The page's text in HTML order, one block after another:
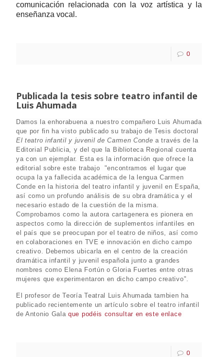
comunicación relacionada con la voz artística y la
enseñanza vocal.
0
Publicada la tesis sobre teatro infantil de
Luis Ahumada
Damos la enhorabuena a nuestro compañero Luis Ahumada
que por fin ha visto publicado su trabajo de Tesis doctoral
El teatro infantil y juvenil de Carmen Conde a través de la
Editorial Publicia, y del que la Biblioteca Regional cuenta
ya con un ejemplar. Esta es la información que ofrece la
editorial sobre este trabajo "encontramos el lugar que
ocupa la ya fallecida académica de la lengua Carmen
Conde en la historia del teatro infantil y juvenil en España,
así como un profundo análisis de su obra dramática y el
necesario estado de la cuestión de la misma.
Comprobamos como la autora cartagenera es pionera en
aspectos como la dirección de suplementos infantiles en
el país que se preocupan por el teatro de niños, así como
en colaboraciones en TVE e innovación en dicho campo
creativo. Debemos ubicarla en el centro de la creación
dramática infantil y juvenil española junto a grandes
nombres como Elena Fortún o Gloria Fuertes entre otras
mujeres que experimentaron en dicho campo creativo".
El profesor de Teoría Teatral Luis Ahumada tambien ha
publicado recientemente un artículo sobre el teatro infantil
de Antonio Galaque podéis consultar en este enlace
0